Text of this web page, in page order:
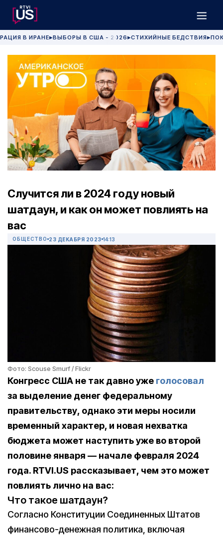
В ИРАНЕ▶ВЫБОРЫ В США - 2026 ▶СТИХИЙНЫЕ БЕДСТВИЯ▶
Случится ли в 2024 году новый
шатдаун, и как он может повлиять на
вас
ОБЩЕСТВО 23 ДЕКАБРЯ 2023 14:13
Фото: Scouse Smurf / Flickr
Конгресс США не так давно уже голосовал
за выделение денег федеральному
правительству, однако эти меры носили
временный характер, и новая нехватка
бюджета может наступить уже во второй
половине января — начале февраля 2024
года. RTVI.US рассказывает, чем это может
повлиять лично на вас:
Что такое шатдаун?
Согласно Конституции Соединенных Штатов
финансово-денежная политика, включая